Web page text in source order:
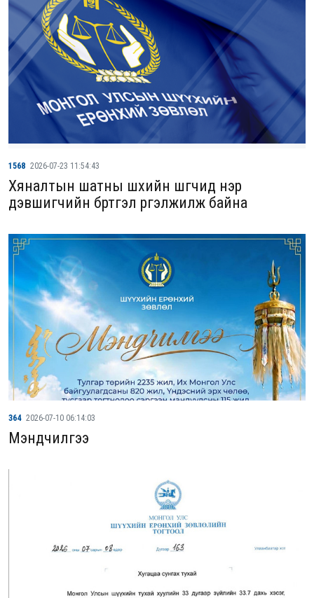
1568 2026-07-23 11:54:43
Хяналтын шатны шүүхийн шүүгчид нэр
дэвшигчийн бүртгэл үргэлжилж байна
364 2026-07-10 06:14:03
Мэндчилгээ